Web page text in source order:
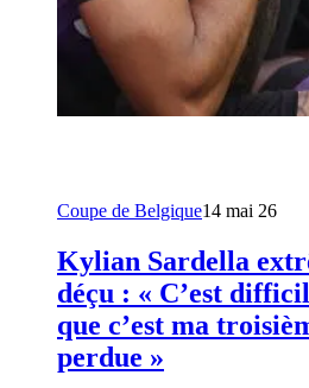
Coupe de Belgique14 mai 26
Kylian Sardella
déçu : « C’est
que c’est ma
perdue »